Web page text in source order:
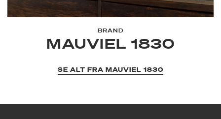
BRAND
MAUVIEL 1830
SE ALT FRA MAUVIEL 1830